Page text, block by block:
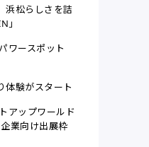
浜松らしさを詰
」
ワースポット
体験がスタート
アップワールド
業向け出展枠